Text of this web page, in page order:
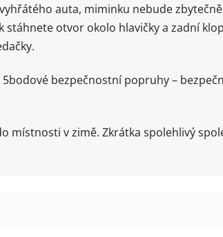
auta, miminku nebude zbytečně
otvor okolo hlavičky a zadní
bezpečnostní popruhy –
místnosti v zimě. Zkrátka spolehlivý